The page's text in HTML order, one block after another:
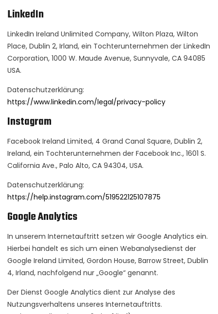
LinkedIn
LinkedIn Ireland Unlimited Company, Wilton Plaza, Wilton
Place, Dublin 2, Irland, ein Tochterunternehmen der LinkedIn
Corporation, 1000 W. Maude Avenue, Sunnyvale, CA 94085
USA.
Datenschutzerklärung:
https://www.linkedin.com/legal/privacy-policy
Instagram
Facebook Ireland Limited, 4 Grand Canal Square, Dublin 2,
Ireland, ein Tochterunternehmen der Facebook Inc., 1601 S.
California Ave., Palo Alto, CA 94304, USA.
Datenschutzerklärung:
https://help.instagram.com/519522125107875
Google Analytics
In unserem Internetauftritt setzen wir Google Analytics ein.
Hierbei handelt es sich um einen Webanalysedienst der
Google Ireland Limited, Gordon House, Barrow Street, Dublin
4, Irland, nachfolgend nur „Google“ genannt.
Der Dienst Google Analytics dient zur Analyse des
Nutzungsverhaltens unseres Internetauftritts.